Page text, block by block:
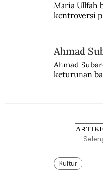
Maria Ullfah
kontroversi
Ahmad
Ahmad
keturunan
Kultur